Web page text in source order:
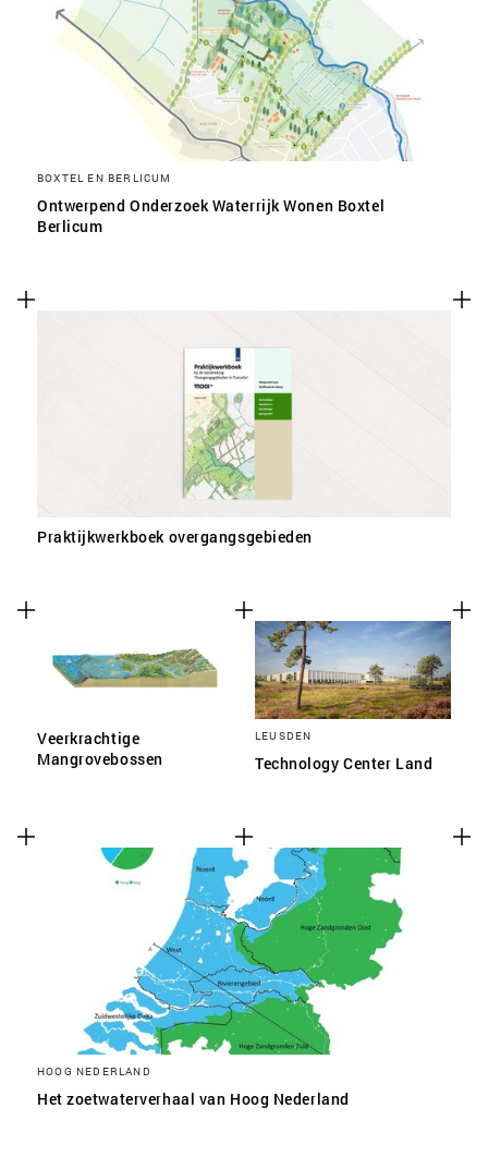
BOXTEL EN BERLICUM
Ontwerpend Onderzoek Waterrijk Wonen Boxtel
Berlicum
Praktijkwerkboek overgangsgebieden
Veerkrachtige
Mangrovebossen
LEUSDEN
Technology Center Land
HOOG NEDERLAND
Het zoetwaterverhaal van Hoog Nederland
SLA VOORKEUREN OP